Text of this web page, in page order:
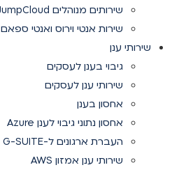
שירותים מנוהלים JumpCloud
שירות אנטי וירוס ואנטי ספאם
שירותי ענן
גיבוי בענן לעסקים
שירותי ענן לעסקים
אחסון בענן
אחסון נתוני גיבוי לענן Azure
העברת ארגונים ל-G-SUITE
שירותי ענן אמזון AWS